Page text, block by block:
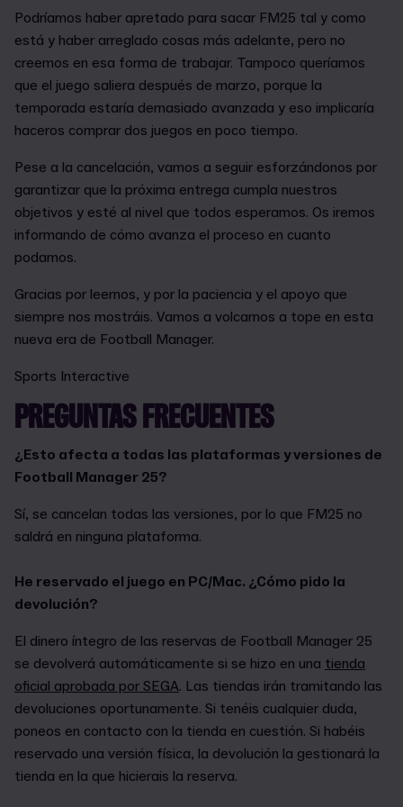
Podríamos haber apretado para sacar FM25 tal y como
está y haber arreglado cosas más adelante, pero no
creemos en esa forma de trabajar. Tampoco queríamos
que el juego saliera después de marzo, porque la
temporada estaría demasiado avanzada y eso implicaría
haceros comprar dos juegos en poco tiempo.
Pese a la cancelación, vamos a seguir esforzándonos por
garantizar que la próxima entrega cumpla nuestros
objetivos y esté al nivel que todos esperamos. Os iremos
informando de cómo avanza el proceso en cuanto
podamos.
Gracias por leernos, y por la paciencia y el apoyo que
siempre nos mostráis. Vamos a volcarnos a tope en esta
nueva era de Football Manager.
Sports Interactive
PREGUNTAS FRECUENTES
¿Esto afecta a todas las plataformas y versiones de
Football Manager 25?
Sí, se cancelan todas las versiones, por lo que FM25 no
saldrá en ninguna plataforma.
He reservado el juego en PC/Mac. ¿Cómo pido la
devolución?
El dinero íntegro de las reservas de Football Manager 25
se devolverá automáticamente si se hizo en una tienda
oficial aprobada por SEGA. Las tiendas irán tramitando las
devoluciones oportunamente. Si tenéis cualquier duda,
poneos en contacto con la tienda en cuestión. Si habéis
reservado una versión física, la devolución la gestionará la
tienda en la que hicierais la reserva.